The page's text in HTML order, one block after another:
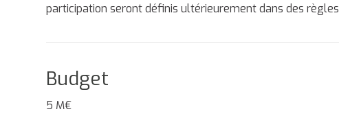
participation seront définis ultérieurement dans des
Budget
5 M€